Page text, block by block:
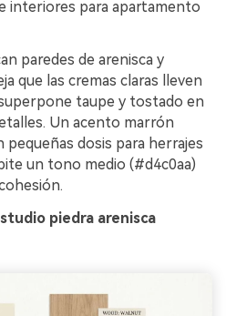
interiores para apartamento
paredes de arenisca y
que las cremas claras lleven
taupe y tostado en
Un acento marrón
dosis para herrajes
un tono medio (#d4c0aa)
piedra arenisca